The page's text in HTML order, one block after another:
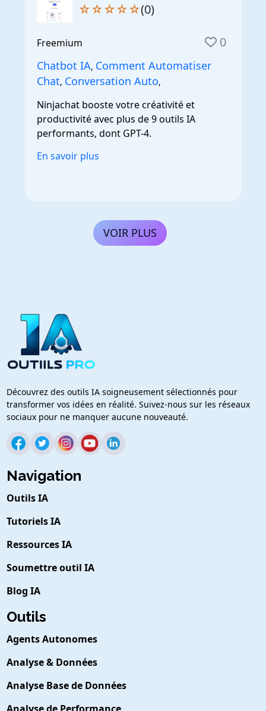
☆☆☆☆☆(0)
Freemium 0
Chatbot IA, Comment Automatiser
Chat, Conversation Auto,
Ninjachat booste votre créativité et
productivité avec plus de 9 outils IA
performants, dont GPT-4.
En savoir plus
VOIR PLUS
Découvrez des outils IA soigneusement sélectionnés pour
transformer vos idées en réalité. Suivez-nous sur les réseaux
sociaux pour ne manquer aucune nouveauté.
Navigation
Outils IA
Tutoriels IA
Ressources IA
Soumettre outil IA
Blog IA
Outils
Agents Autonomes
Analyse & Données
Analyse Base de Données